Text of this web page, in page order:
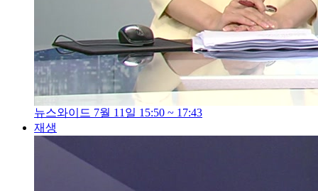
뉴스와이드 7월 11일 15:50 ~ 17:43
재생